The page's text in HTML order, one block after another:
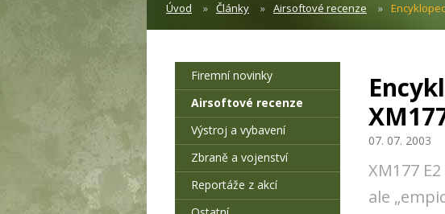
Úvod Články Airsoftové recenze
07. 07. 2003
XM177
ale
Firemní novinky
Airsoftové recenze
Výstroj a vybavení
Zbraně a vojenství
Reportáže z akcí